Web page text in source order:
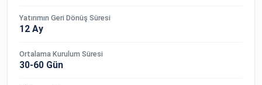
Yatırımın Geri Dönüş Süresi
12 Ay
Ortalama Kurulum Süresi
30-60 Gün